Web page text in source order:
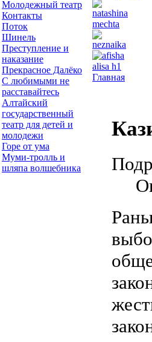
Молодежный театр
Контакты
Поток
Шинель
Преступление и
наказание
Прекрасное Далёко
С любимыми не
расставайтесь
Алтайский
государственный
театр для детей и
молодежи
Горе от ума
Муми-тролль и
шляпа волшебника
Главная